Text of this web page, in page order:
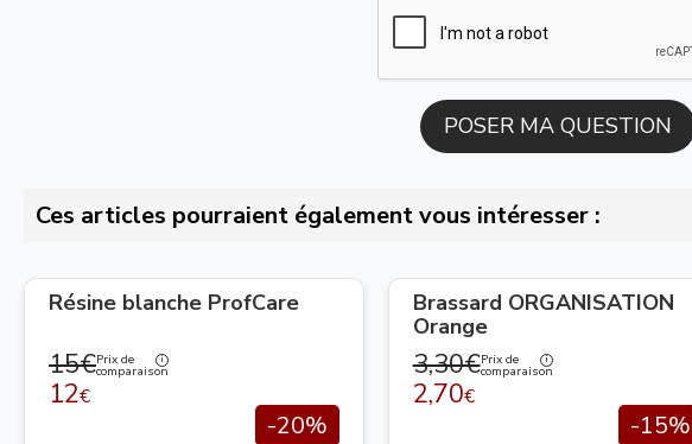
Ces articles pourraient également vous intéresser :
Résine blanche ProfCare
15€Prix de
comparaison
12€
-20%
Brassard ORGANISATION
Orange
3,30€Prix de
comparaison
2,70€
-15%